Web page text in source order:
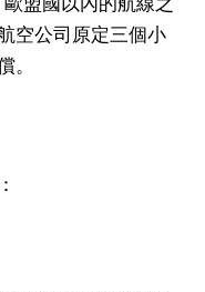
空公司原定三個小
。